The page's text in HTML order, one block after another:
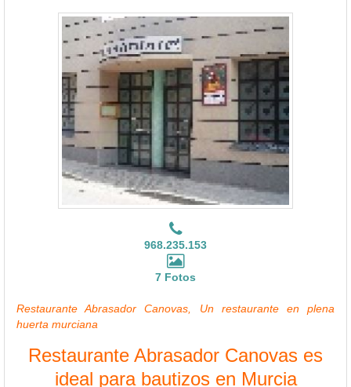
968.235.153
7 Fotos
Restaurante Abrasador Canovas, Un restaurante en plena
huerta murciana
Restaurante Abrasador Canovas es
ideal para bautizos en Murcia